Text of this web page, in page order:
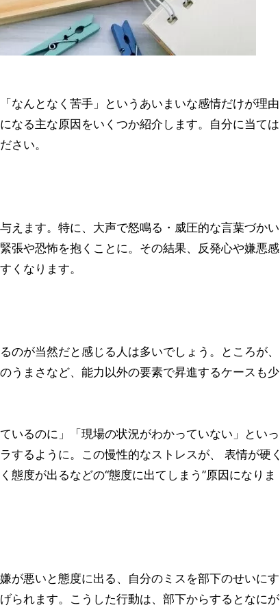
なんとなく苦手」というあいまいな感情だけが理由
なる主な原因をいくつか紹介します。自分に当ては
さい。
えます。特に、大声で怒鳴る・威圧的な言葉づかい
張や恐怖を抱くことに。その結果、反発心や嫌悪感
くなります。
のが当然だと感じる人は多いでしょう。ところが、
うまさなど、能力以外の要素で昇進するケースも少
いるのに」「現場の状況がわかっていない」といっ
するように。この慢性的なストレスが、 表情が硬く
態度が出るなどの“態度に出てしまう”原因になりま
が悪いと態度に出る、自分のミスを部下のせいにす
られます。こうした行動は、部下からするとなにが